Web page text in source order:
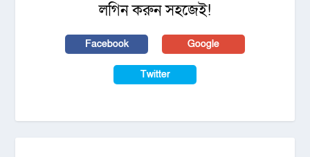
লগিন করুন সহজেই!
Facebook Google
Twitter